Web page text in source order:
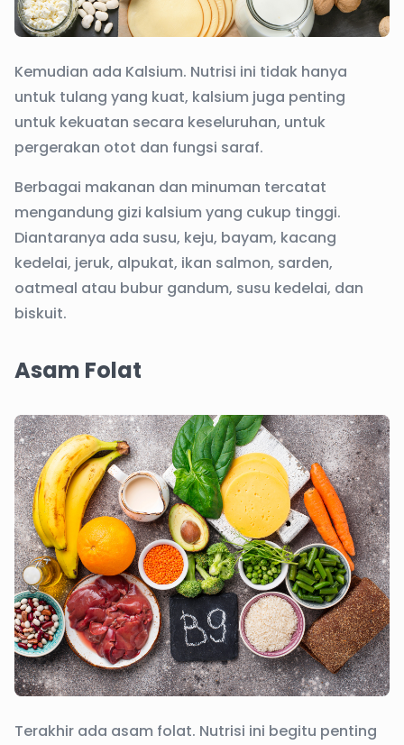
Kemudian ada Kalsium. Nutrisi ini tidak hanya
untuk tulang yang kuat, kalsium juga penting
untuk kekuatan secara keseluruhan, untuk
pergerakan otot dan fungsi saraf.
Berbagai makanan dan minuman tercatat
mengandung gizi kalsium yang cukup tinggi.
Diantaranya ada susu, keju, bayam, kacang
kedelai, jeruk, alpukat, ikan salmon, sarden,
oatmeal atau bubur gandum, susu kedelai, dan
biskuit.
Asam Folat
Terakhir ada asam folat. Nutrisi ini begitu penting